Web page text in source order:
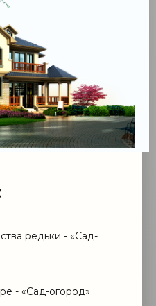
редьки - «Сад-
- «Сад-огород»